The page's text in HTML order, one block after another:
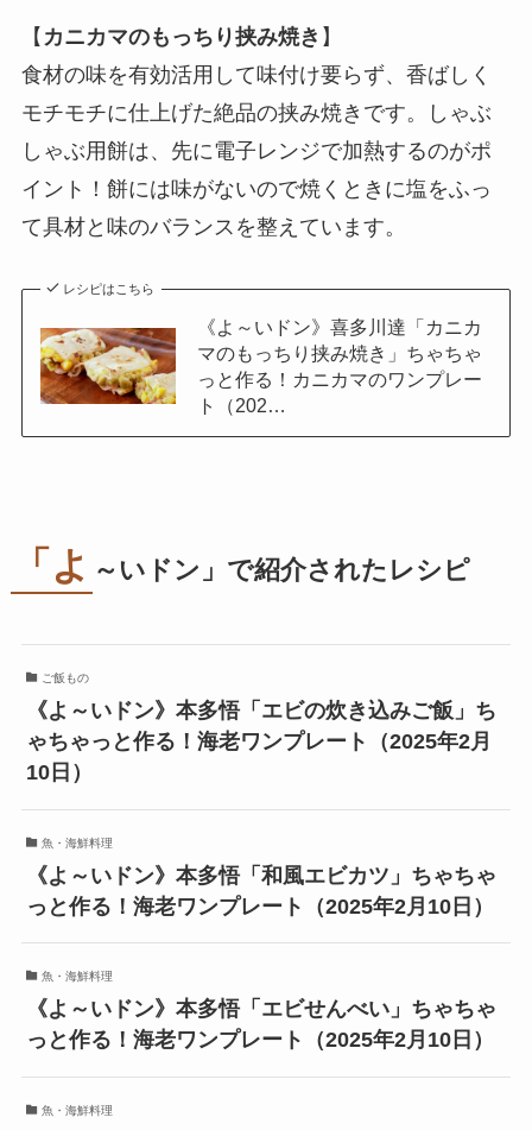
【 カニカマのもっちり挟み焼き 】
食材の味を有効活用して味付け要らず、香ばしく
モチモチに仕上げた絶品の挟み焼きです。しゃぶ
しゃぶ用餅は、先に電子レンジで加熱するのがポ
イント！餅には味がないので焼くときに塩をふっ
て具材と味のバランスを整えています。
レシピはこちら
《よ～いドン》喜多川達「カニカ
マのもっちり挟み焼き」ちゃちゃ
っと作る！カニカマのワンプレー
ト（202…
「よ ～いドン」で紹介されたレシピ
ご飯もの
《よ～いドン》本多悟「エビの炊き込みご飯」ち
ゃちゃっと作る！海老ワンプレート（2025年2月
10日）
魚・海鮮料理
《よ～いドン》本多悟「和風エビカツ」ちゃちゃ
っと作る！海老ワンプレート（2025年2月10日）
魚・海鮮料理
《よ～いドン》本多悟「エビせんべい」ちゃちゃ
っと作る！海老ワンプレート（2025年2月10日）
魚・海鮮料理